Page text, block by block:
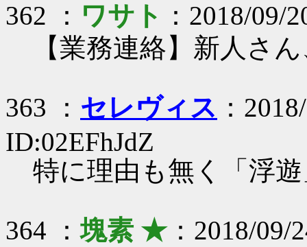
362 ： ワサト ：2018/09/
【業務連絡】新人さ
363 ： セレヴィス ：
ID:02EFhJdZ
特に理由も無く「浮
364 ：塊素 ★：2018/09/